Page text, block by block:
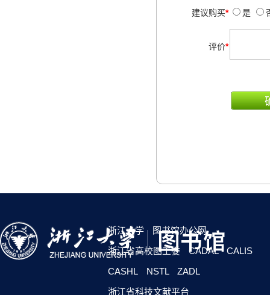
建议购买* 是
评价*
浙江大学
图书馆办公网
浙江省高校图工委
CADAL
CALIS
CASHL
NSTL
ZADL
浙江省科技文献平台